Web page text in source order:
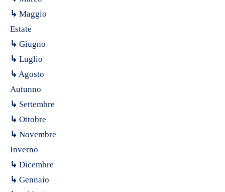
↳ Maggio
Estate
↳ Giugno
↳ Luglio
↳ Agosto
Autunno
↳ Settembre
↳ Ottobre
↳ Novembre
Inverno
↳ Dicembre
↳ Gennaio